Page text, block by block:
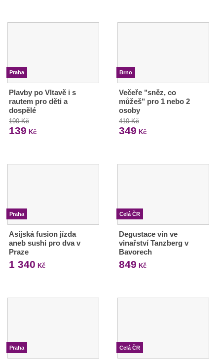
Praha
Plavby po Vltavě i s
rautem pro děti a
dospělé
190 Kč
139 Kč
Brno
Večeře "sněz, co
můžeš" pro 1 nebo 2
osoby
410 Kč
349 Kč
Praha
Asijská fusion jízda
aneb sushi pro dva v
Praze
1 340 Kč
Celá ČR
Degustace vín ve
vinařství Tanzberg v
Bavorech
849 Kč
Praha Celá ČR